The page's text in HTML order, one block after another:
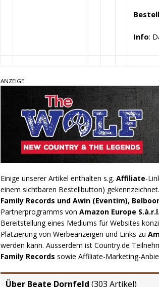
Info:
ANZEIGE
Einige unserer Artikel enthalten s.g. Affiliate-
einem sichtbaren Bestellbutton) gekennzeichnet.
Family Records und Awin (Eventim),
Partnerprogramms von Amazon Europe S.à.r.l.
Bereitstellung eines Mediums für Websites
Platzierung von Werbeanzeigen und Links zu
werden kann. Ausserdem ist Country.de
Family Records sowie Affiliate-Marketing-
Über Beate Dornfeld (303 Artikel)